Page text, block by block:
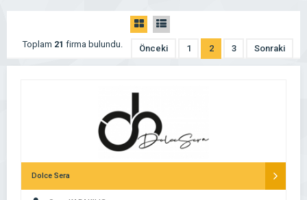
Toplam 21 firma bulundu. Önceki 1 2 3 Sonraki
Dolce Sera